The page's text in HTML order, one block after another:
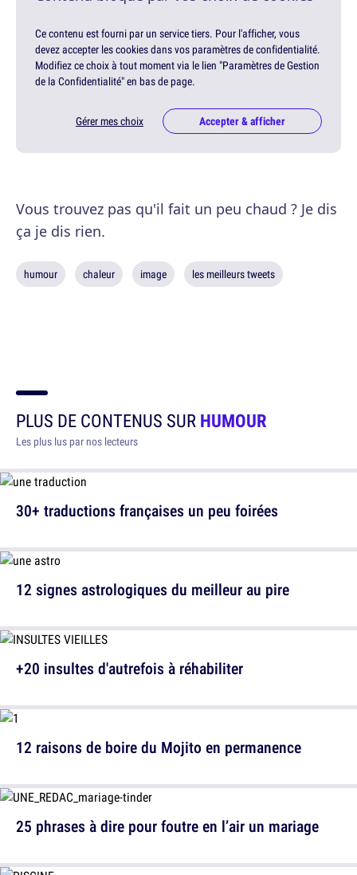
Ce contenu est fourni par un service tiers. Pour l'afficher, vous
devez accepter les cookies dans vos paramètres de confidentialité.
Modifiez ce choix à tout moment via le lien "Paramètres de Gestion
de la Confidentialité" en bas de page.
Gérer mes choix Accepter & afficher
Vous trouvez pas qu'il fait un peu chaud ? Je dis
ça je dis rien.
humour chaleur image les meilleurs tweets
PLUS DE CONTENUS SURHUMOUR
Les plus lus par nos lecteurs
30+ traductions françaises un peu foirées
+20 insultes d'autrefois à réhabiliter
25 phrases à dire pour foutre en l’air un mariage
12 signes astrologiques du meilleur au pire
12 raisons de boire du Mojito en permanence